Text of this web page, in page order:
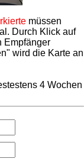
müssen
Durch Klick auf
Empfänger
wird die Karte an
4 Wochen